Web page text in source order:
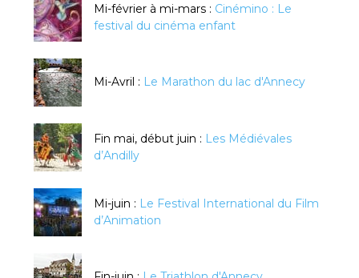
Mi-février à mi-mars : Cinémino : Le
festival du cinéma enfant
Mi-Avril : Le Marathon du lac d'Annecy
Fin mai, début juin : Les Médiévales
d’Andilly
Mi-juin : Le Festival International du Film
d’Animation